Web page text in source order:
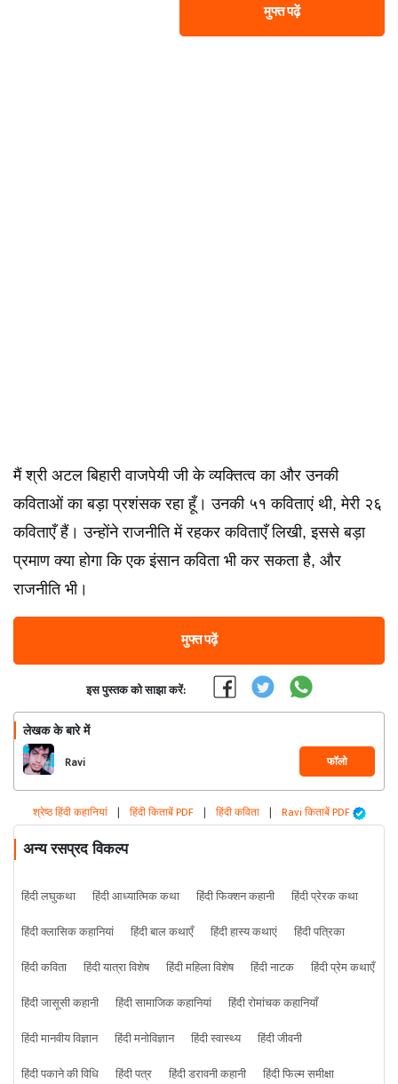
मुफ्त पढ़ें
मैं श्री अटल बिहारी वाजपेयी जी के व्यक्तित्व का और उनकी
कविताओं का बड़ा प्रशंसक रहा हूँ। उनकी ५१ कविताएं थी, मेरी २६
कविताएँ हैं। उन्होंने राजनीति में रहकर कविताएँ लिखी, इससे बड़ा
प्रमाण क्या होगा कि एक इंसान कविता भी कर सकता है, और
राजनीति भी।
मुफ्त पढ़ें
इस पुस्तक को साझा करें:
लेखक के बारे में
Ravi फॉलो
श्रेष्ठ हिंदी कहानियां | हिंदी किताबें PDF | हिंदी कविता | Ravi किताबें PDF
अन्य रसप्रद विकल्प
हिंदी लघुकथा हिंदी आध्यात्मिक कथा हिंदी फिक्शन कहानी
हिंदी प्रेरक कथा
हिंदी क्लासिक कहानियां
हिंदी बाल कथाएँ हिंदी हास्य कथाएं
हिंदी पत्रिका
हिंदी कविता
हिंदी यात्रा विशेष हिंदी महिला विशेष हिंदी नाटक
हिंदी प्रेम कथाएँ
हिंदी जासूसी कहानी
हिंदी सामाजिक कहानियां
हिंदी रोमांचक कहानियाँ
हिंदी मानवीय विज्ञान
हिंदी मनोविज्ञान हिंदी स्वास्थ्य
हिंदी जीवनी
हिंदी पकाने की विधि
हिंदी पत्र हिंदी डरावनी कहानी हिंदी फिल्म समीक्षा